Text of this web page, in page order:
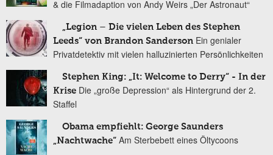
& die Filmadaption von Andy Weirs „Der Astronaut“
„Legion – Die vielen Leben des Stephen
Leeds“ von Brandon Sanderson Ein genialer
Privatdetektiv mit vielen halluzinierten Persönlichkeiten
Stephen King: „It: Welcome to Derry“ - In der
Krise Die „große Depression“ als Hintergrund der 2.
Staffel
Obama empfiehlt: George Saunders
„Nachtwache“ Am Sterbebett eines Öltycoons